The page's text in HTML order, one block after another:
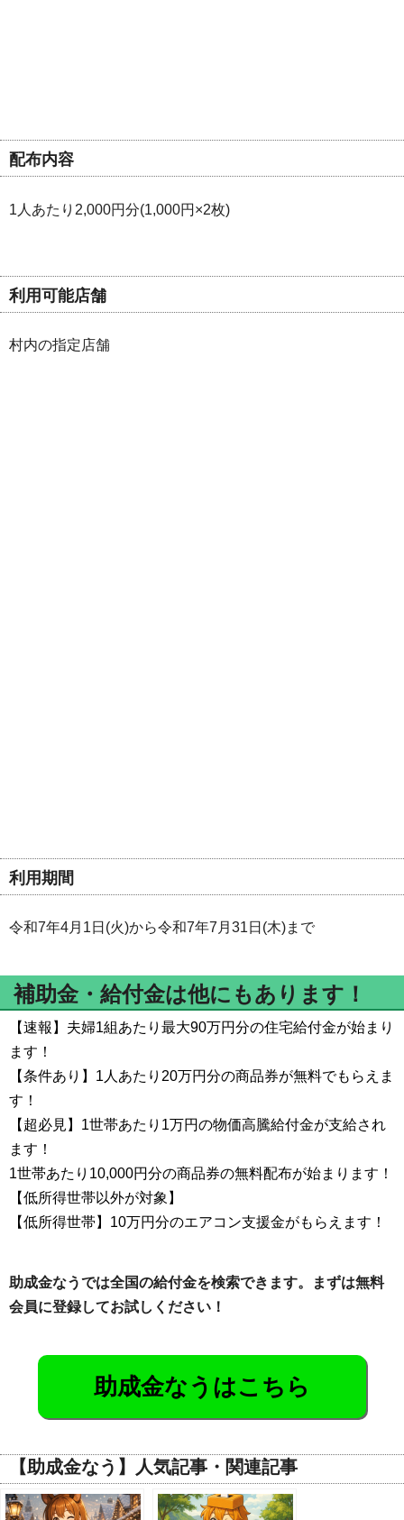
配布内容
1人あたり2,000円分(1,000円×2枚)
利用可能店舗
村内の指定店舗
利用期間
令和7年4月1日(火)から令和7年7月31日(木)まで
補助金・給付金は他にもあります！
【速報】夫婦1組あたり最大90万円分の住宅給付金が始まり
ます！
【条件あり】1人あたり20万円分の商品券が無料でもらえま
す！
【超必見】1世帯あたり1万円の物価高騰給付金が支給され
ます！
1世帯あたり10,000円分の商品券の無料配布が始まります！
【低所得世帯以外が対象】
【低所得世帯】10万円分のエアコン支援金がもらえます！
助成金なうでは全国の給付金を検索できます。まずは無料
会員に登録してお試しください！
助成金なうはこちら
【助成金なう】人気記事・関連記事